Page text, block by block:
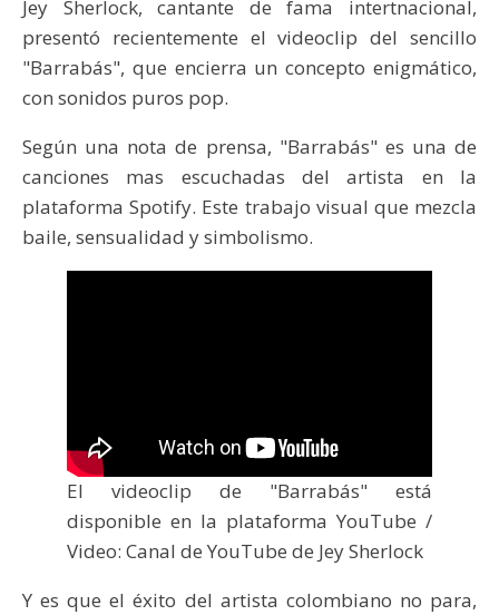
Jey Sherlock, cantante de fama intertnacional,
presentó recientemente el videoclip del sencillo
"Barrabás", que encierra un concepto enigmático,
con sonidos puros pop.
Según una nota de prensa, "Barrabás" es una de
canciones mas escuchadas del artista en la
plataforma Spotify. Este trabajo visual que mezcla
baile, sensualidad y simbolismo.
El videoclip de "Barrabás" está
disponible en la plataforma YouTube /
Video: Canal de YouTube de Jey Sherlock
Y es que el éxito del artista colombiano no para,